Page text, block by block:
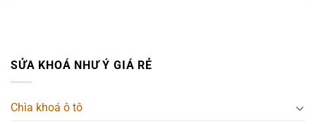
SỬA KHOÁ NHƯ Ý GIÁ RẺ
Chìa khoá ô tô